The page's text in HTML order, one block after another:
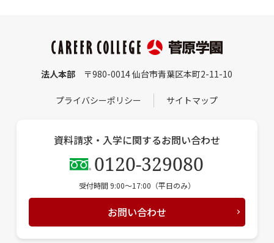
法人本部 〒980-0014 仙台市青葉区本町2-11-10
プライバシーポリシー サイトマップ
資料請求・入学に関するお問い合わせ
0120-329080
受付時間 9:00〜17:00（平日のみ）
お問い合わせ